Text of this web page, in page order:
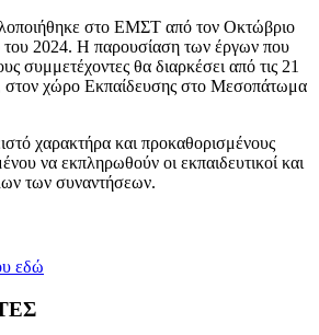
στο ΕΜΣΤ από τον Οκτώβριο
2024. Η παρουσίαση των έργων που
συμμετέχοντες θα διαρκέσει από τις 21
στον χώρο Εκπαίδευσης στο Μεσοπάτωμα
χαρακτήρα και προκαθορισμένους
να εκπληρωθούν οι εκπαιδευτικοί και
των συναντήσεων.
εδώ